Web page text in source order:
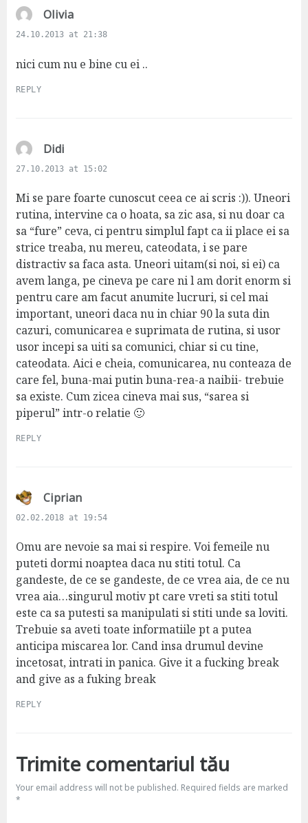
Olivias
a
s
24.10.2013 at 21:38
nici cum nu e bine cu ei ..
REPLY
Didis
a
s
:
27.10.2013 at 15:02
Mi se pare foarte cunoscut ceea ce ai scris :)). Uneori
rutina, intervine ca o hoata, sa zic asa, si nu doar ca
sa “fure” ceva, ci pentru simplul fapt ca ii place ei sa
strice treaba, nu mereu, cateodata, i se pare
distractiv sa faca asta. Uneori uitam(si noi, si ei) ca
avem langa, pe cineva pe care ni l am dorit enorm si
pentru care am facut anumite lucruri, si cel mai
important, uneori daca nu in chiar 90 la suta din
cazuri, comunicarea e suprimata de rutina, si usor
usor incepi sa uiti sa comunici, chiar si cu tine,
cateodata. Aici e cheia, comunicarea, nu conteaza de
care fel, buna-mai putin buna-rea-a naibii- trebuie
sa existe. Cum zicea cineva mai sus, “sarea si
piperul” intr-o relatie 🙂
REPLY
Ciprians
a
s
:
02.02.2018 at 19:54
Omu are nevoie sa mai si respire. Voi femeile nu
puteti dormi noaptea daca nu stiti totul. Ca
gandeste, de ce se gandeste, de ce vrea aia, de ce nu
vrea aia…singurul motiv pt care vreti sa stiti totul
este ca sa putesti sa manipulati si stiti unde sa loviti.
Trebuie sa aveti toate informatiile pt a putea
anticipa miscarea lor. Cand insa drumul devine
incetosat, intrati in panica. Give it a fucking break
and give as a fuking break
REPLY
Trimite comentariul tău
Your email address will not be published. Required fields are marked
*